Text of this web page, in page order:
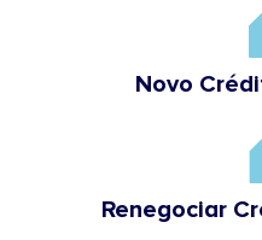
Novo
Renegociar